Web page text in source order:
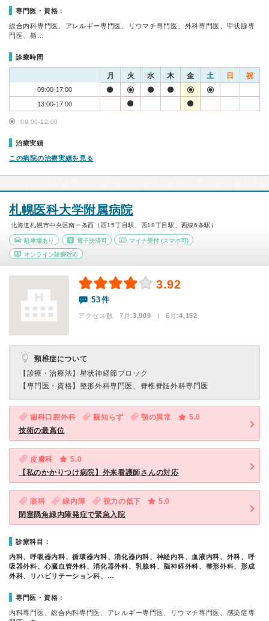
専門医・資格：
総合内科専門医、アレルギー専門医、リウマチ専門医、外科専門医、甲状腺専
門医、循…
診療時間
月 火 水 木 金 土 日 祝
09:00-17:00
13:00-17:00
09:00-12:00
治療実績
この病院の治療実績を見る
札幌医科大学附属病院
北海道札幌市中央区南一条西（西15丁目駅、西18丁目駅、西線6条駅）
駐車場あり 電子決済可 マイナ受付 (スマホ可)
オンライン診療対応
3.92
53件
アクセス数 7月:3,909 | 6月:4,152
頸椎症について
【診療・治療法】 星状神経節ブロック
【専門医・資格】 整形外科専門医、脊椎脊髄外科専門医
歯科口腔外科 親知らず 顎の異常
5.0
技術の最高位
皮膚科
5.0
【私のかかりつけ病院】外来看護師さんの対応
眼科 緑内障 視力の低下
5.0
閉塞隅角緑内障発症で緊急入院
診療科目：
内科、呼吸器内科、循環器内科、消化器内科、神経内科、血液内科、外科、呼
吸器外科、心臓血管外科、消化器外科、乳腺科、脳神経外科、整形外科、形成
外科、リハビリテーション科、…
専門医・資格：
内科専門医、総合内科専門医、アレルギー専門医、リウマチ専門医、感染症専